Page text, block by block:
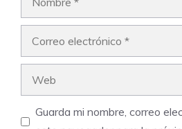
Guarda mi nombre, correo